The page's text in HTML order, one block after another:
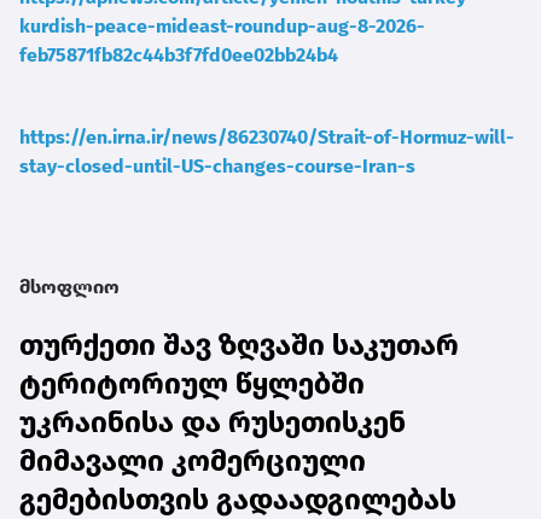
kurdish-peace-mideast-roundup-aug-8-2026-
feb75871fb82c44b3f7fd0ee02bb24b4
https://en.irna.ir/news/86230740/Strait-of-Hormuz-will-
stay-closed-until-US-changes-course-Iran-s
მსოფლიო
თურქეთი შავ ზღვაში საკუთარ
ტერიტორიულ წყლებში
უკრაინისა და რუსეთისკენ
მიმავალი კომერციული
გემებისთვის გადაადგილებას